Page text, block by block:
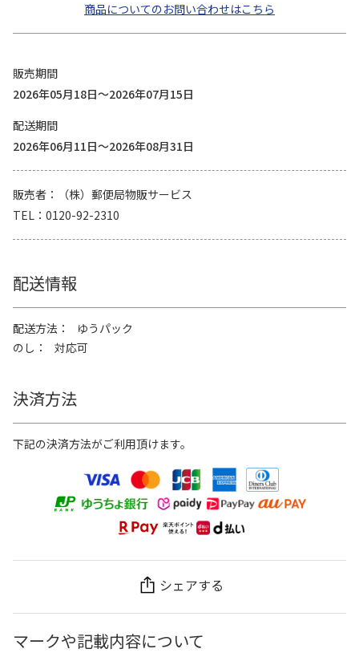
商品についてのお問い合わせはこちら
販売期間
2026年05月18日～2026年07月15日
配送期間
2026年06月11日～2026年08月31日
販売者
（株）郵便局物販サービス
TEL
0120-92-2310
配送情報
配送方法
ゆうパック
のし
対応可
決済方法
下記の決済方法がご利用頂けます。
シェアする
マークや記載内容について